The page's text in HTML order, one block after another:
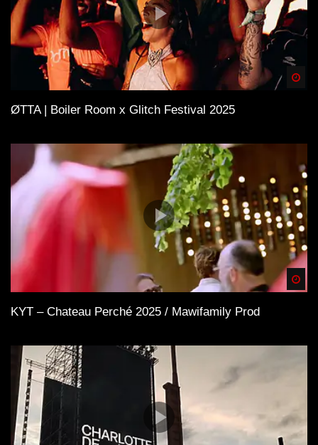
ØTTA | Boiler Room x Glitch Festival 2025
KYT – Chateau Perché 2025 / Mawifamily Prod